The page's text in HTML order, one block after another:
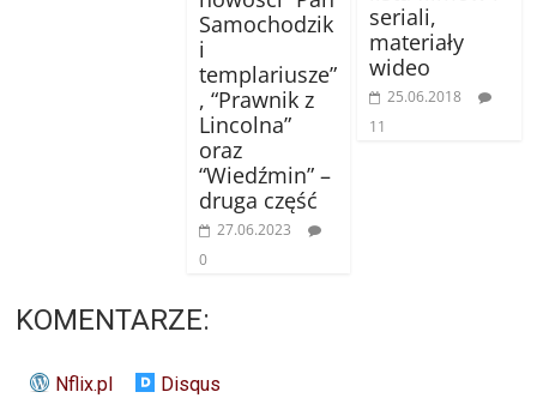
Samochodzik
i
templariusze”
, “Prawnik z
Lincolna”
oraz
“Wiedźmin” –
druga część
27.06.2023
0
seriali,
materiały
wideo
25.06.2018
11
KOMENTARZE:
Nflix.pl Disqus